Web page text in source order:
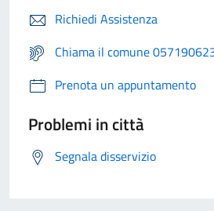
Richiedi Assistenza
Chiama il comune
Prenota un appuntamento
Problemi in città
Segnala disservizio